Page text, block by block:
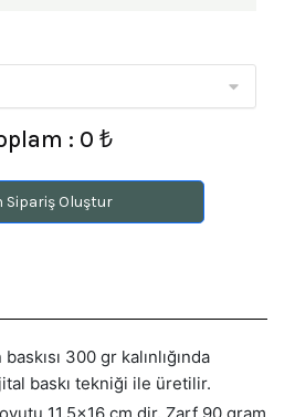
: 0 ₺
Sipariş Oluştur
300 gr kalınlığında
baskı tekniği ile üretilir.